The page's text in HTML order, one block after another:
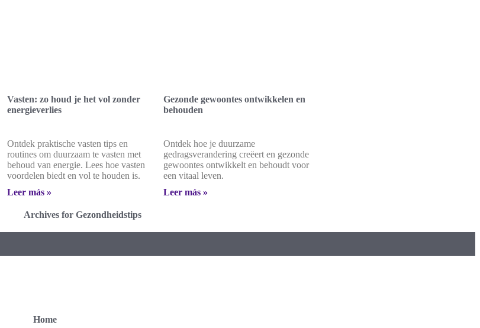
Vasten: zo houd je het vol zonder
energieverlies
Ontdek praktische vasten tips en
routines om duurzaam te vasten met
behoud van energie. Lees hoe vasten
voordelen biedt en vol te houden is.
Leer más »
Gezonde gewoontes ontwikkelen en
behouden
Ontdek hoe je duurzame
gedragsverandering creëert en gezonde
gewoontes ontwikkelt en behoudt voor
een vitaal leven.
Leer más »
Archives for Gezondheidstips
Home